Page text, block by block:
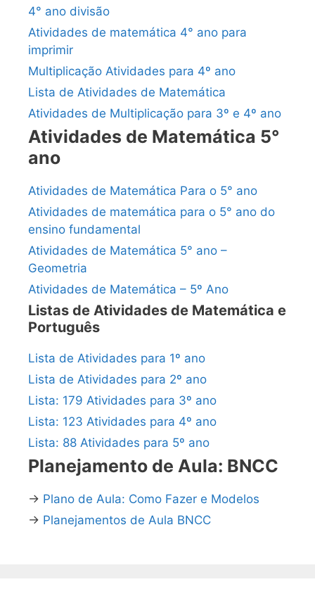
4° ano divisão
Atividades de matemática 4° ano para
imprimir
Multiplicação Atividades para 4º ano
Lista de Atividades de Matemática
Atividades de Multiplicação para 3º e 4º ano
Atividades de Matemática 5°
ano
Atividades de Matemática Para o 5° ano
Atividades de matemática para o 5° ano do
ensino fundamental
Atividades de Matemática 5° ano –
Geometria
Atividades de Matemática – 5º Ano
Listas de Atividades de Matemática e
Português
Lista de Atividades para 1º ano
Lista de Atividades para 2º ano
Lista: 179 Atividades para 3º ano
Lista: 123 Atividades para 4º ano
Lista: 88 Atividades para 5º ano
Planejamento de Aula: BNCC
→ Plano de Aula: Como Fazer e Modelos
→ Planejamentos de Aula BNCC